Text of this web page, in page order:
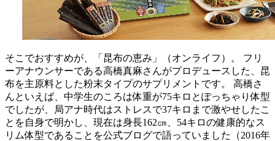
そこでおすすめが、「昆布の恵み」（オンライフ）。 フリ
ーアナウンサーである高橋真麻さんがプロデュースした、昆
布を主原料とした粉末タイプのサプリメントです。 高橋さ
んといえば、中学生のころは体重が75キロとぽっちゃり体型
でしたが、局アナ時代はストレスで37キロまで激やせしたこ
とを自身で明かし、現在は身長162㎝、54キロの健康的なス
リム体型であることを公式ブログで語っていました（2016年